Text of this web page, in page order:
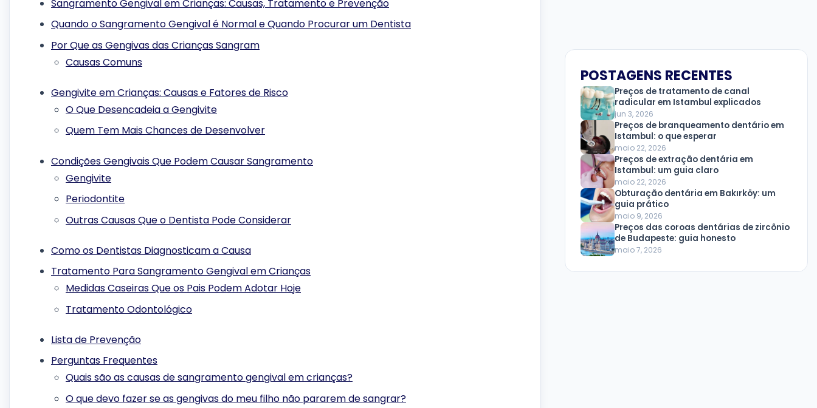
Sangramento Gengival em Crianças: Causas, Tratamento e Prevenção
Quando o Sangramento Gengival é Normal e Quando Procurar um Dentista
Por Que as Gengivas das Crianças Sangram
Causas Comuns
Gengivite em Crianças: Causas e Fatores de Risco
O Que Desencadeia a Gengivite
Quem Tem Mais Chances de Desenvolver
Condições Gengivais Que Podem Causar Sangramento
Gengivite
Periodontite
Outras Causas Que o Dentista Pode Considerar
Como os Dentistas Diagnosticam a Causa
Tratamento Para Sangramento Gengival em Crianças
Medidas Caseiras Que os Pais Podem Adotar Hoje
Tratamento Odontológico
Lista de Prevenção
Perguntas Frequentes
Quais são as causas de sangramento gengival em crianças?
O que devo fazer se as gengivas do meu filho não pararem de sangrar?
POSTAGENS RECENTES
Preços de tratamento de canal
radicular em Istambul explicados
jun 3, 2026
Preços de branqueamento dentário em
Istambul: o que esperar
maio 22, 2026
Preços de extração dentária em
Istambul: um guia claro
maio 22, 2026
Obturação dentária em Bakırköy: um
guia prático
maio 9, 2026
Preços das coroas dentárias de zircônio
de Budapeste: guia honesto
maio 7, 2026